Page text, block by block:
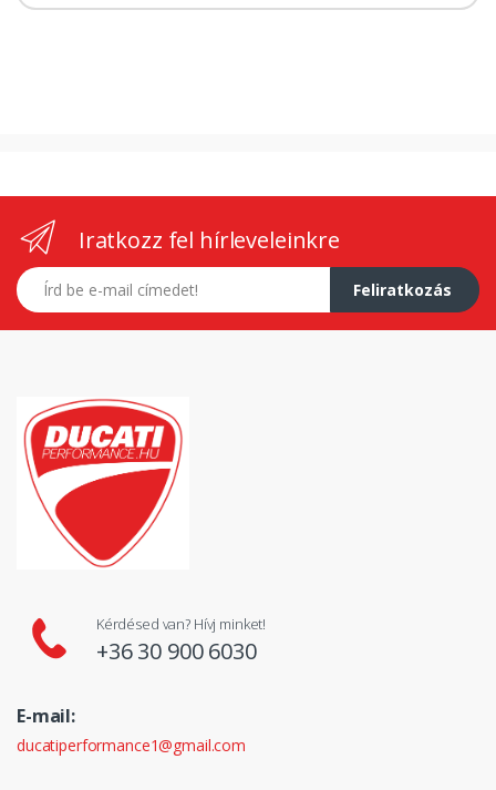
Iratkozz fel hírleveleinkre
E-mail címed
Feliratkozás
Kérdésed van? Hívj minket!
+36 30 900 6030
E-mail:
ducatiperformance1@gmail.com